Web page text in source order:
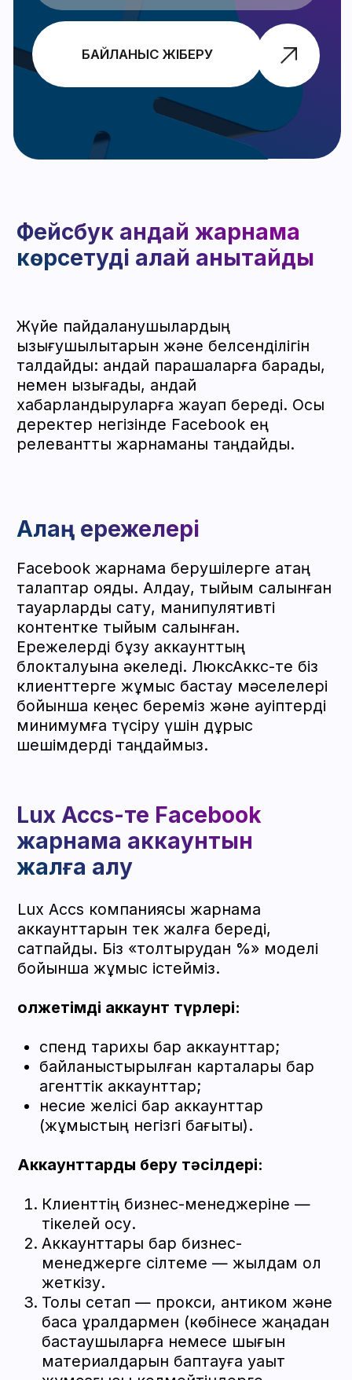
әртүрлі уақыт белдеулері;
Еуропадан Азияға дейінгі гео —
клиентке жеке таңдаймыз.
Жаңа жаңартулардан хабардар
болу үшін Telegram-да бізге
ЖАЗЫЛУ
өтіңіз.
«Жасау» түймесін басыңыз.
Атауын, валютаны және уақыт
белдеуін көрсетіңіз.
Қызметкерлерді қосыңыз.
Төлемді баптаңыз.
Егер сіз Люкс Аккс-тен аккаунтты
жалға алсаңыз, біз оны ыңғайлы
тәсілмен қосамыз: сіздің БМ-ге, сілтеме
Facebook жарнама
аккаунтын жасау:
қадамдық нұсқаулық
Facebook жарнама аккаунтын жою
үшін:
Business Manager-ге кіріңіз.
«Жарнама аккаунттарын» ашыңыз.
Қажетті аккаунтты таңдаңыз.
«Жабу» түймесін басыңыз.
Facebook жарнама
аккаунтын жою
Кәдімгі аккаунттар — тесттер үшін
аккаунттар.
Несие желісі бар аккаунттар — ірі
бюджеттермен жұмыс істеуге
мүмкіндік беретін Люкс Аккс-тің негізгі
шешімі.
Facebook жарнама
кабинеттерінің түрлері
Аккаунт алу
Бан мен шектеулерді ұмытып,
бүгіннен бастап жаңа сенімді
Байланысыңызды қалдырыңыз,
менеджер кабинет беру немесе
қызметіміз бойынша кеңес беру үшін
сізбен хабарласады
БАЙЛАНЫС ЖІБЕРУ
Бізден жиісұрайды